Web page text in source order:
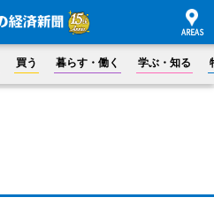
買う 暮らす・働く 学ぶ・知る